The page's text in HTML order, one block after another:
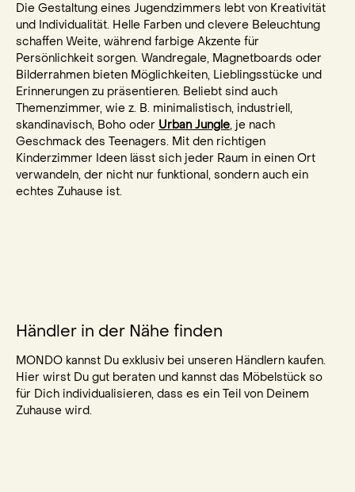
Die Gestaltung eines Jugendzimmers lebt von Kreativität
und Individualität. Helle Farben und clevere Beleuchtung
schaffen Weite, während farbige Akzente für
Persönlichkeit sorgen. Wandregale, Magnetboards oder
Bilderrahmen bieten Möglichkeiten, Lieblingsstücke und
Erinnerungen zu präsentieren. Beliebt sind auch
Themenzimmer, wie z. B. minimalistisch, industriell,
skandinavisch, Boho oder Urban Jungle, je nach
Geschmack des Teenagers. Mit den richtigen
Kinderzimmer Ideen lässt sich jeder Raum in einen Ort
verwandeln, der nicht nur funktional, sondern auch ein
echtes Zuhause ist.
Händler in der Nähe finden
MONDO kannst Du exklusiv bei unseren Händlern kaufen.
Hier wirst Du gut beraten und kannst das Möbelstück so
für Dich individualisieren, dass es ein Teil von Deinem
Zuhause wird.